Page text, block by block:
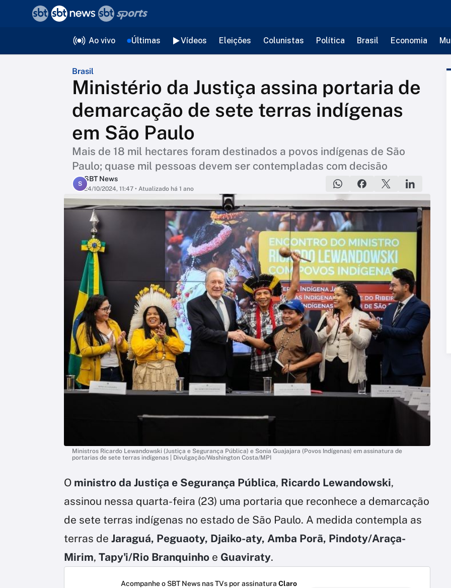
Ao vivo Últimas Vídeos Eleições Colunistas Política Brasil Economia
Brasil
Ministério da Justiça assina portaria de
demarcação de sete terras indígenas
em São Paulo
Mais de 18 mil hectares foram destinados a povos indígenas de São
Paulo; quase mil pessoas devem ser contempladas com decisão
S
SBT News
24/10/2024, 11:47 • Atualizado há 1 ano
Ministros Ricardo Lewandowski (Justiça e Segurança Pública) e Sonia Guajajara (Povos Indígenas) em assinatura de
portarias de sete terras indígenas | Divulgação/Washington Costa/MPI
O ministro da Justiça e Segurança Pública, Ricardo Lewandowski,
assinou nessa quarta-feira (23) uma portaria que reconhece a demarcação
de sete terras indígenas no estado de São Paulo. A medida contempla as
terras de Jaraguá, Peguaoty, Djaiko-aty, Amba Porã, Pindoty/Araça-
Mirim, Tapy'i/Rio Branquinho e Guaviraty.
Acompanhe o SBT News nas TVs por assinatura Claro
voltar
Editorias